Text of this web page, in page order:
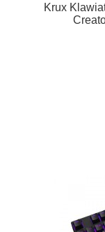
Krux